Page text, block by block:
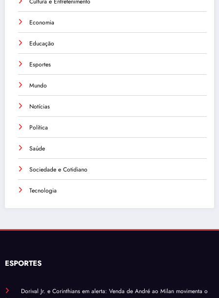
Economia
Educação
Esportes
Mundo
Notícias
Política
Saúde
Sociedade e Cotidiano
Tecnologia
ESPORTES
Dorival Jr. e Corinthians em alerta: Venda de André ao Milan movimenta o